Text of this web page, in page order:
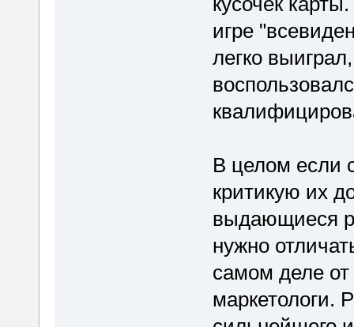
игре
легко
В целом если
критикую их
выдающиеся
нужно
самом деле от
маркетологи.